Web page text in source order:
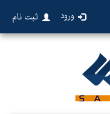
ورود ثبت نام